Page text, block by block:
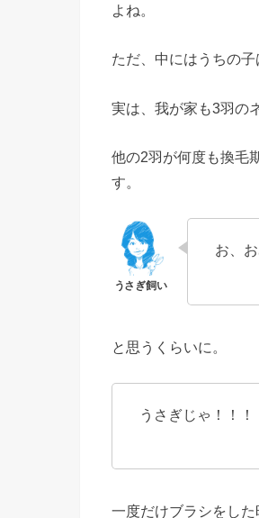
よね。
ただ、中にはうちの
実は、我が家も3羽の
他の2羽が何度も換毛
す。
お、
と思うくらいに。
うさぎじゃ！！！
一度だけブラシをし